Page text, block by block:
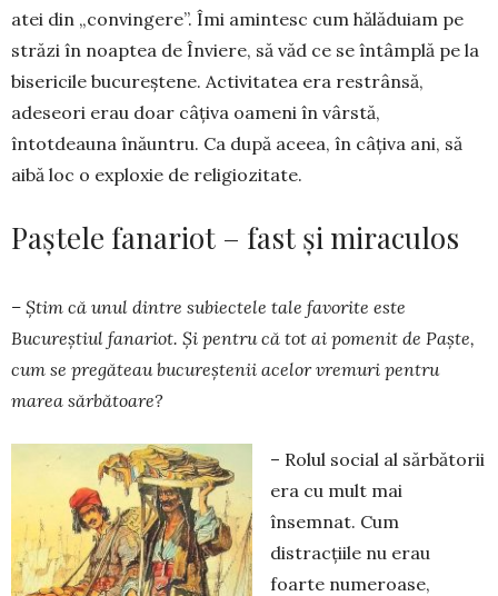
atei din „convingere”. Îmi amintesc cum hălăduiam pe
străzi în noaptea de Înviere, să văd ce se întâmplă pe la
bisericile bucureștene. Activitatea era restrânsă,
adeseori erau doar câțiva oameni în vârstă,
întotdeauna înăuntru. Ca după aceea, în câțiva ani, să
aibă loc o exploxie de religiozitate.
Paștele fanariot – fast și miraculos
– Știm că unul dintre subiectele tale favorite este
Bucureștiul fanariot. Și pentru că tot ai pomenit de Paște,
cum se pregăteau bucureștenii acelor vremuri pentru
marea sărbătoare?
– Rolul social al sărbătorii
era cu mult mai
însemnat. Cum
distracțiile nu erau
foarte numeroase,